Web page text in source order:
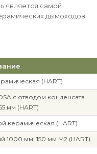
является самой
дымоходов.
(HART)
с отводом конденсата
мм (HART)
керамическая (HART)
1000 мм, 150 мм М2 (HART)